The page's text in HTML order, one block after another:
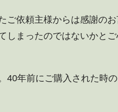
ご依頼主様からは感謝のお
しまったのではないかと
40年前にご購入された時